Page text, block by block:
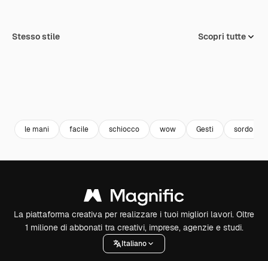
Stesso stile Scopri tutte
le mani facile schiocco wow Gesti sordo
La piattaforma creativa per realizzare i tuoi migliori lavori. Oltre
1 milione di abbonati tra creativi, imprese, agenzie e studi.
Italiano